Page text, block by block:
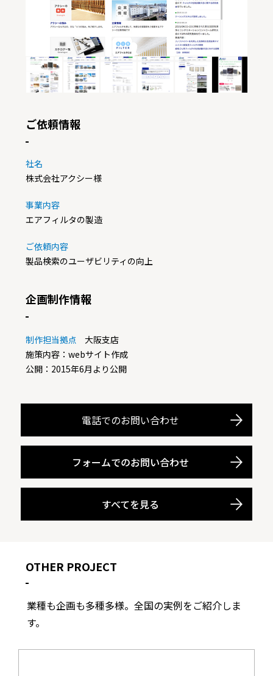
ご依頼情報
社名
株式会社アクシー様
事業内容
エアフィルタの製造
ご依頼内容
製品検索のユーザビリティの向上
企画制作情報
制作担当拠点
大阪支店
施策内容：webサイト作成
公開：2015年6月より公開
電話でのお問い合わせ
フォームでのお問い合わせ
すべてを見る
OTHER PROJECT
業種も企画も多種多様。全国の実例をご紹介しま
す。